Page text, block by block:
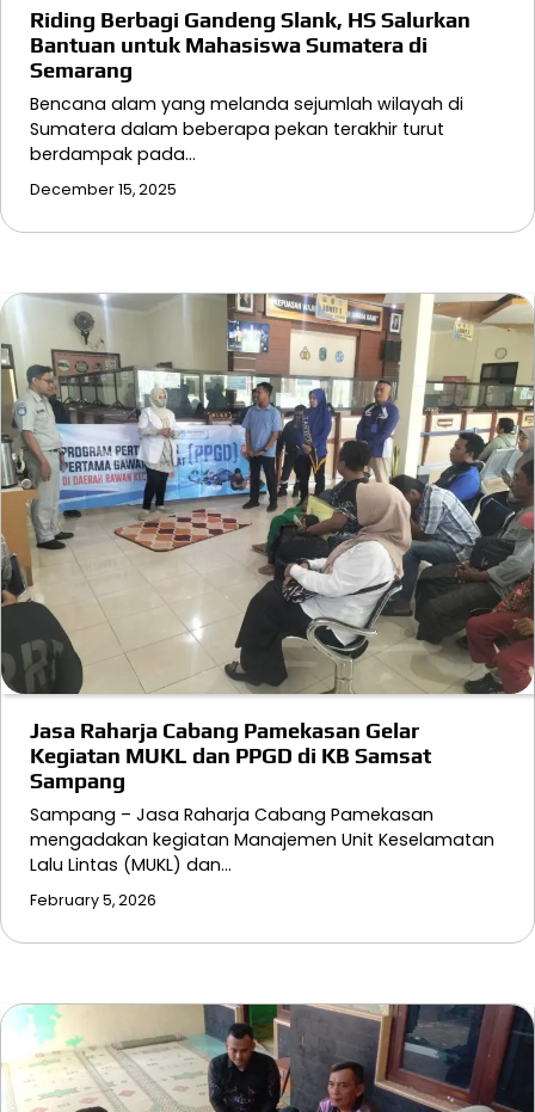
Riding Berbagi Gandeng Slank, HS Salurkan
Bantuan untuk Mahasiswa Sumatera di
Semarang
Bencana alam yang melanda sejumlah wilayah di
Sumatera dalam beberapa pekan terakhir turut
berdampak pada…
December 15, 2025
Jasa Raharja Cabang Pamekasan Gelar
Kegiatan MUKL dan PPGD di KB Samsat
Sampang
Sampang – Jasa Raharja Cabang Pamekasan
mengadakan kegiatan Manajemen Unit Keselamatan
Lalu Lintas (MUKL) dan…
February 5, 2026